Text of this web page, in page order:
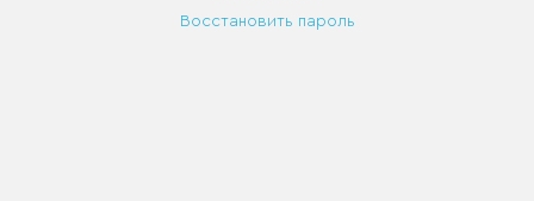
Восстановить пароль